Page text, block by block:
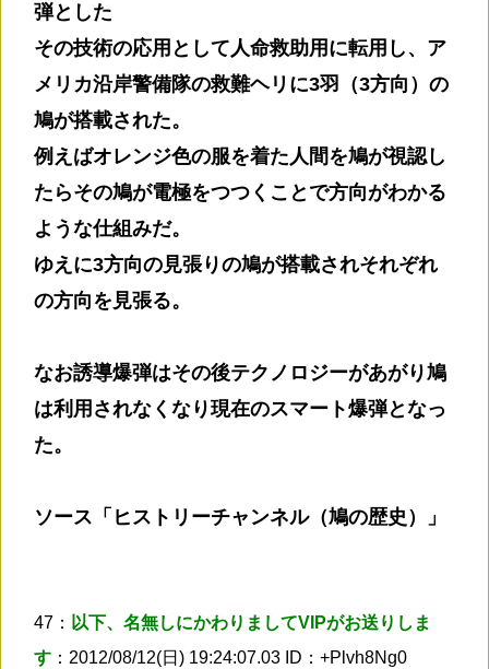
弾とした
その技術の応用として人命救助用に転用し、ア
メリカ沿岸警備隊の救難ヘリに3羽（3方向）の
鳩が搭載された。
例えばオレンジ色の服を着た人間を鳩が視認し
たらその鳩が電極をつつくことで方向がわかる
ような仕組みだ。
ゆえに3方向の見張りの鳩が搭載されそれぞれ
の方向を見張る。
なお誘導爆弾はその後テクノロジーがあがり鳩
は利用されなくなり現在のスマート爆弾となっ
た。
ソース「ヒストリーチャンネル（鳩の歴史）」
47： 以下、名無しにかわりましてVIPがお送りしま
す ：2012/08/12(日) 19:24:07.03 ID：+Plvh8Ng0